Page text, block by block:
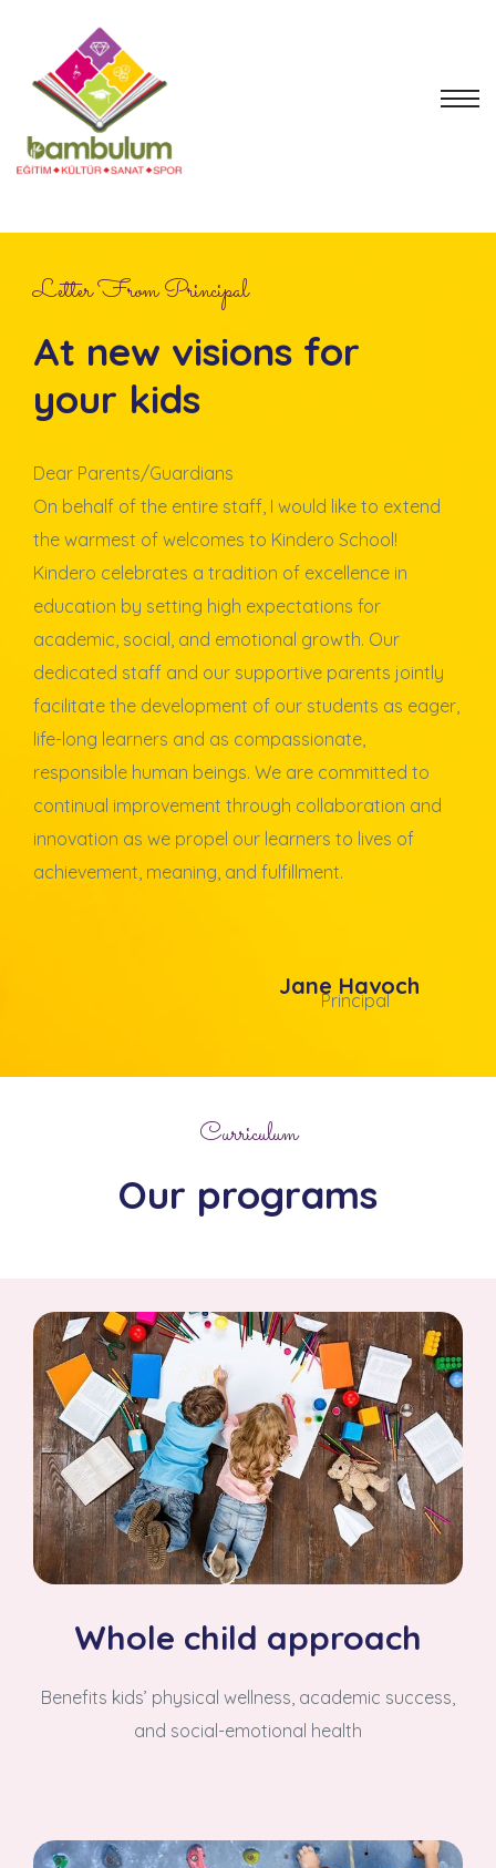
Letter From Principal
At new visions for
your kids
Dear Parents/Guardians
On behalf of the entire staff, I would like to extend
the warmest of welcomes to Kindero School!
Kindero celebrates a tradition of excellence in
education by setting high expectations for
academic, social, and emotional growth. Our
dedicated staff and our supportive parents jointly
facilitate the development of our students as eager,
life-long learners and as compassionate,
responsible human beings. We are committed to
continual improvement through collaboration and
innovation as we propel our learners to lives of
achievement, meaning, and fulfillment.
Principal
Jane Havoch
Curriculum
Our programs
Whole child approach
Benefits kids’ physical wellness, academic success,
and social-emotional health